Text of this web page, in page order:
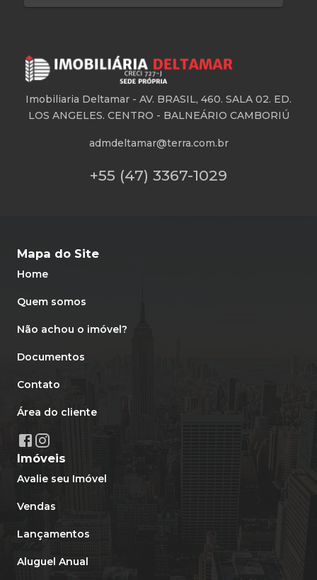
Imobiliaria Deltamar - AV. BRASIL, 460. SALA 02. ED.
LOS ANGELES. CENTRO - BALNEÁRIO CAMBORIÚ
admdeltamar@terra.com.br
+55 (47) 3367-1029
Mapa do Site
Home
Quem somos
Não achou o imóvel?
Documentos
Contato
Área do cliente
Imóveis
Avalie seu Imóvel
Vendas
Lançamentos
Aluguel Anual